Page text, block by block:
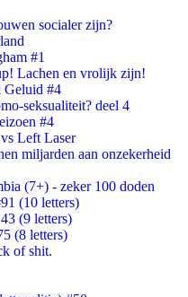
socialer zijn?
#1
Lachen en vrolijk zijn!
Geluid #4
seksualiteit? deel 4
#4
Left Laser
miljarden aan onzekerheid
(7+) - zeker 100 doden
(10 letters)
(9 letters)
(8 letters)
of shit.